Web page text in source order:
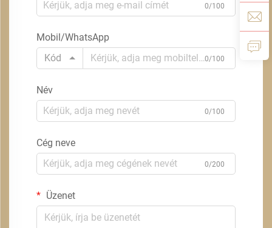
0/100
Mobil/WhatsApp
Kód
0/100
Név
0/100
Cég neve
0/200
Üzenet